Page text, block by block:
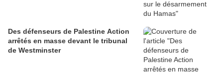
Des défenseurs de Palestine Action
arrêtés en masse devant le tribunal
de Westminster